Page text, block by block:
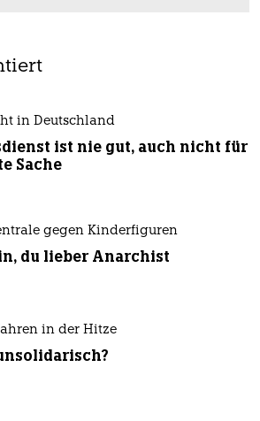
in Deutschland
ist nie gut, auch nicht für
Sache
gegen Kinderfiguren
du lieber Anarchist
in der Hitze